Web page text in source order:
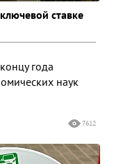
ставке
года
наук
7612